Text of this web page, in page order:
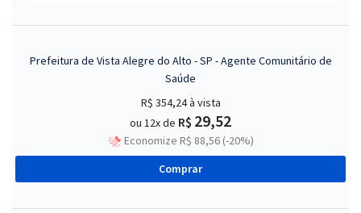
Prefeitura de Vista Alegre do Alto - SP - Agente Comunitário de
Saúde
R$ 354,24à vista
ou 12x de R$ 29,52
Economize R$ 88,56 (-20%)
Comprar